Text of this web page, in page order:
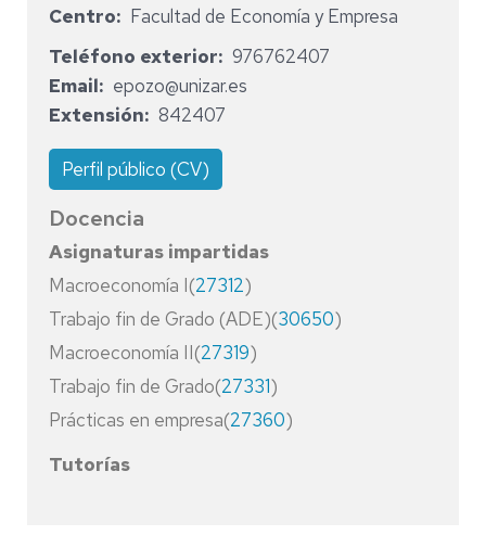
Centro
Facultad de Economía y Empresa
Teléfono exterior
976762407
Email
epozo@unizar.es
Extensión
842407
Perfil público (CV)
Docencia
Asignaturas impartidas
Macroeconomía I(27312)
Trabajo fin de Grado (ADE)(30650)
Macroeconomía II(27319)
Trabajo fin de Grado(27331)
Prácticas en empresa(27360)
Tutorías